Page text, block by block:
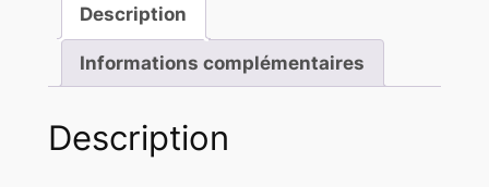
:
1
,
Description
Informations complémentaires
Description